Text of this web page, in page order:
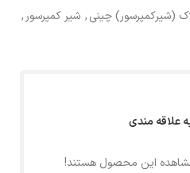
(شیرکمپرسور) چینی, شیر کمپرسور ,
علاقه مندی
این محصول هستند!